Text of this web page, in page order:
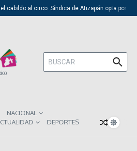
cabildo al circo: Síndica de Atizapán opta por
Buscar:
NACIONAL
DEPORTES